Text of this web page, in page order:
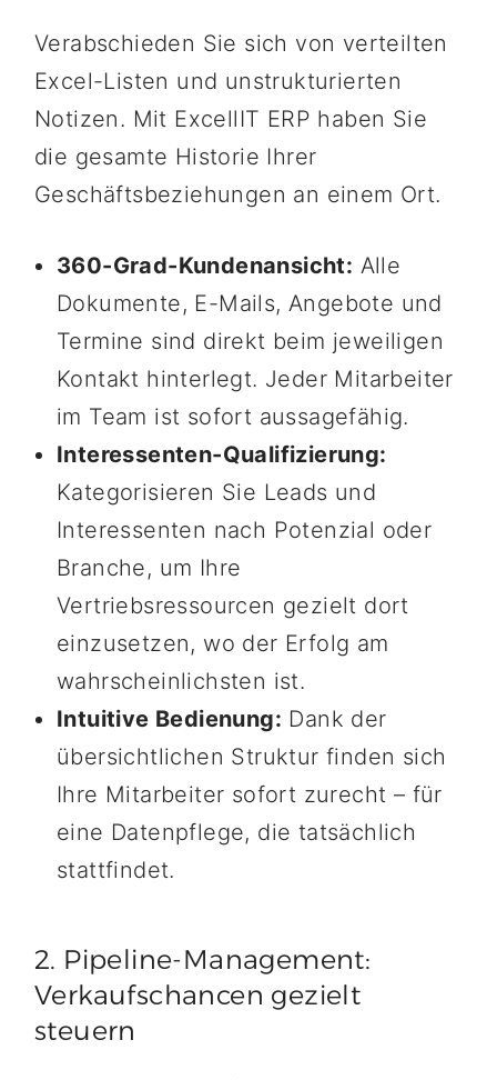
Verabschieden Sie sich von verteilten
Excel-Listen und unstrukturierten
Notizen. Mit ExcellIT ERP haben Sie
die gesamte Historie Ihrer
Geschäftsbeziehungen an einem Ort.
360-Grad-Kundenansicht: Alle
Dokumente, E-Mails, Angebote und
Termine sind direkt beim jeweiligen
Kontakt hinterlegt. Jeder Mitarbeiter
im Team ist sofort aussagefähig.
Interessenten-Qualifizierung:
Kategorisieren Sie Leads und
Interessenten nach Potenzial oder
Branche, um Ihre
Vertriebsressourcen gezielt dort
einzusetzen, wo der Erfolg am
wahrscheinlichsten ist.
Intuitive Bedienung: Dank der
übersichtlichen Struktur finden sich
Ihre Mitarbeiter sofort zurecht – für
eine Datenpflege, die tatsächlich
stattfindet.
2. Pipeline-Management:
Verkaufschancen gezielt
steuern